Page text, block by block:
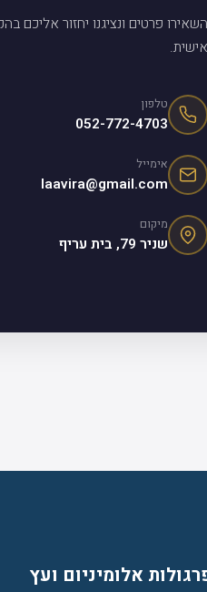
השאירו פרטים ונציגנו יחזור אליכם
אישית.
טלפון
052-772-4703
אימייל
laavira@gmail.com
מיקום
שניר 79, בית עריף
אלומיניום ועץ